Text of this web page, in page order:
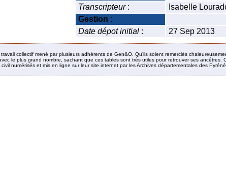
Transcripteur:
Isabelle
Gestion :
Date dépot initial: 27 Sep 2013
collectif mené par plusieurs adhérents de Gen&O. Qu’ils soient remerciés
le plus grand nombre, sachant que ces tables sont très utiles pour retrouver ses ancêtres.
numérisés et mis en ligne sur leur site internet par les Archives départementales des